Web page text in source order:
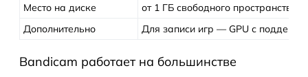
Место на диске
от 1 ГБ свободного пространства
Дополнительно
Для записи игр — GPU с
Bandicam работает на большинстве